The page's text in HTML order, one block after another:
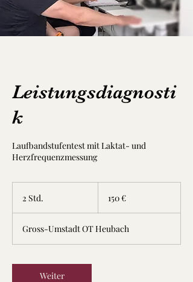
Leistungsdiagnosti
k
Laufbandstufentest mit Laktat- und
Herzfrequenzmessung
2 Std.
d
.
150 €
Gross-Umstadt OT Heubach
Weiter